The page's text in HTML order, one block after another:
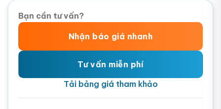
Bạn cần tư vấn?
Nhận báo giá nhanh
Tư vấn miễn phí
Tải bảng giá tham khảo